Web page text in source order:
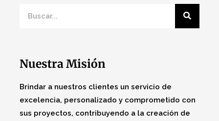
Nuestra Misión
Brindar a nuestros clientes un servicio de
excelencia, personalizado y comprometido con
sus proyectos, contribuyendo a la creación de